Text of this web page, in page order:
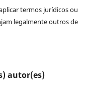
termos jurídicos ou
legalmente outros de
autor(es)